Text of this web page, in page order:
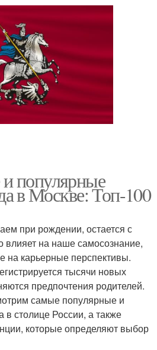
популярные
в Москве: Топ-100
при рождении, остается с
на наше самосознание,
на карьерные перспективы.
тысячи новых
предпочтения родителей.
самые популярные и
в столице России, а также
которые определяют выбор